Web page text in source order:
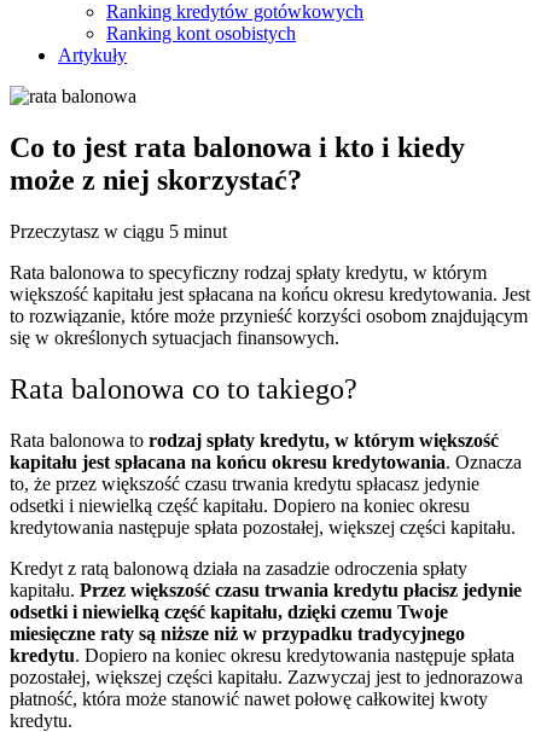
Ranking kredytów gotówkowych
Ranking kont osobistych
Artykuły
Co to jest rata balonowa i kto i kiedy
może z niej skorzystać?
Przeczytasz w ciągu 5 minut
Rata balonowa to specyficzny rodzaj spłaty kredytu, w którym
większość kapitału jest spłacana na końcu okresu kredytowania. Jest
to rozwiązanie, które może przynieść korzyści osobom znajdującym
się w określonych sytuacjach finansowych.
Rata balonowa co to takiego?
Rata balonowa to rodzaj spłaty kredytu, w którym większość
kapitału jest spłacana na końcu okresu kredytowania. Oznacza
to, że przez większość czasu trwania kredytu spłacasz jedynie
odsetki i niewielką część kapitału. Dopiero na koniec okresu
kredytowania następuje spłata pozostałej, większej części kapitału.
Kredyt z ratą balonową działa na zasadzie odroczenia spłaty
kapitału. Przez większość czasu trwania kredytu płacisz jedynie
odsetki i niewielką część kapitału, dzięki czemu Twoje
miesięczne raty są niższe niż w przypadku tradycyjnego
kredytu. Dopiero na koniec okresu kredytowania następuje spłata
pozostałej, większej części kapitału. Zazwyczaj jest to jednorazowa
płatność, która może stanowić nawet połowę całkowitej kwoty
kredytu.